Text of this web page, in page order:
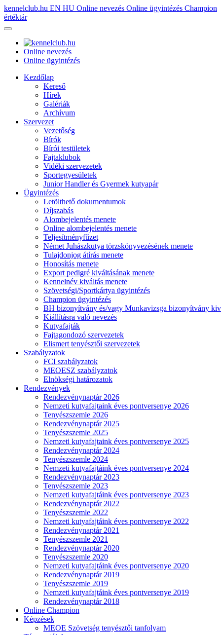
kennelclub.hu EN HU Online nevezés Online ügyintézés Champion
értéktár
Online nevezés
Online ügyintézés
Kezdőlap
Kereső
Hírek
Galériák
Archívum
Szervezet
Vezetőség
Bírók
Bírói testületek
Fajtaklubok
Vidéki szervezetek
Sportegyesületek
Junior Handler és Gyermek kutyapár
Ügyintézés
Letölthető dokumentumok
Díjszabás
Alombejelentés menete
Online alombejelentés menete
Teljesítményfűzet
Német Juhászkutya törzskönyvezésének menete
Tulajdonjog átírás menete
Honosítás menete
Export pedigré kiváltásának menete
Kennelnév kiváltás menete
Szövetségi/Sportkártya ügyintézés
Champion ügyintézés
BH bizonyítvány és/vagy Munkavizsga bizonyítvány
Kiállításra való nevezés
Kutyafajták
Fajtagondozó szervezetek
Elismert tenyésztői szervezetek
Szabályzatok
FCI szabályzatok
MEOESZ szabályzatok
Elnökségi határozatok
Rendezvények
Rendezvénynaptár 2026
Nemzeti kutyafajtaink éves pontversenye 2026
Tenyészszemle 2026
Rendezvénynaptár 2025
Tenyészszemle 2025
Nemzeti kutyafajtaink éves pontversenye 2025
Rendezvénynaptár 2024
Tenyészszemle 2024
Nemzeti kutyafajtáink éves pontversenye 2024
Rendezvénynaptár 2023
Tenyészszemle 2023
Nemzeti kutyafajtáink éves pontversenye 2023
Rendezvénynaptár 2022
Tenyészszemle 2022
Nemzeti kutyafajtáink éves pontversenye 2022
Rendezvénynaptár 2021
Tenyészszemle 2021
Rendezvénynaptár 2020
Tenyészszemle 2020
Nemzeti kutyafajtáink éves pontversenye 2020
Rendezvénynaptár 2019
Tenyészszemle 2019
Nemzeti kutyafajtáink éves pontversenye 2019
Rendezvénynaptár 2018
Online Champion
Képzések
MEOE Szövetség tenyésztői tanfolyam